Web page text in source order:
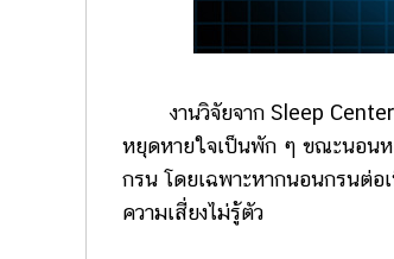
งานวิจัยจาก Sleep Center
หยุดหายใจเป็นพัก ๆ ขณะนอนห
กรน โดยเฉพาะหากนอนกรนต่อ
ความเสี่ยงไม่รู้ตัว